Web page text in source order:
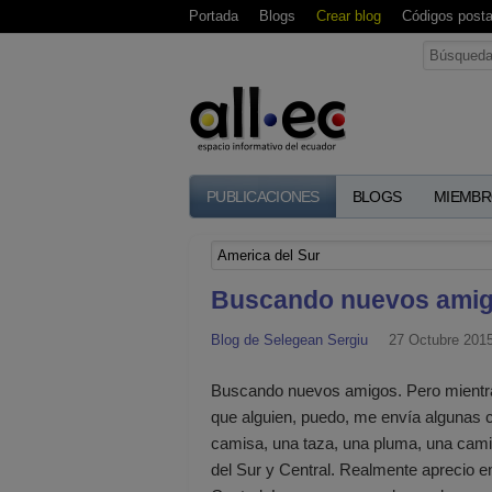
Portada Blogs Crear blog
Códigos
PUBLICACIONES BLOGS
Buscando nuevos
Blog de Selegean Sergiu 27 Octubre
Buscando nuevos amigos. Pero
que alguien, puedo, me envía algunas
camisa, una taza, una pluma, una
del Sur y Central. Realmente aprecio